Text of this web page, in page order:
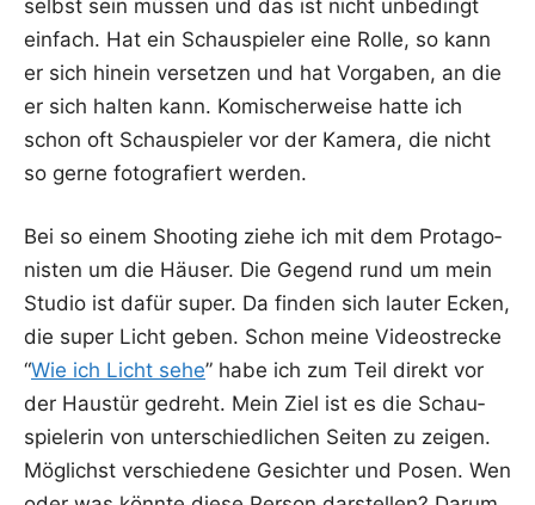
selbst sein müs­sen und das ist nicht unbe­dingt
ein­fach. Hat ein Schau­spie­ler eine Rol­le, so kann
er sich hin­ein ver­set­zen und hat Vor­ga­ben, an die
er sich hal­ten kann. Komi­scher­wei­se hat­te ich
schon oft Schau­spie­ler vor der Kame­ra, die nicht
so ger­ne foto­gra­fiert werden.
Bei so einem Shoo­ting zie­he ich mit dem Prot­ago­
nis­ten um die Häu­ser. Die Gegend rund um mein
Stu­dio ist dafür super. Da fin­den sich lau­ter Ecken,
die super Licht geben. Schon mei­ne Video­stre­cke
“Wie ich Licht sehe” habe ich zum Teil direkt vor
der Haus­tür gedreht. Mein Ziel ist es die Schau­
spie­le­rin von unter­schied­li­chen Sei­ten zu zei­gen.
Mög­lichst ver­schie­de­ne Gesich­ter und Posen. Wen